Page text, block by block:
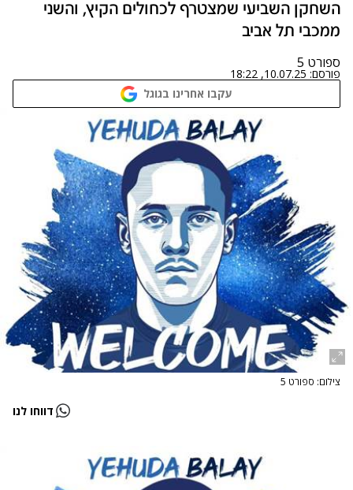
השחקן השביעי שמצטרף לכחולים הקיץ, והשני
ממכבי תל אביב
ספורט 5
פורסם: 10.07.25, 18:22
עקבו אחרינו בגוגל
צילום: ספורט 5
דווחו לנו